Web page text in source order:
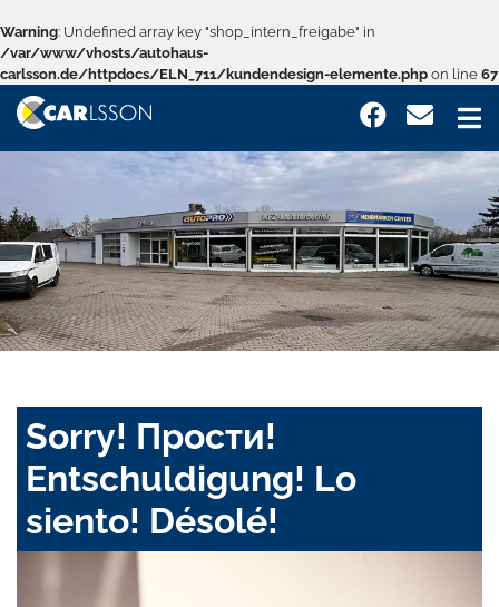
Warning: Undefined array key "shop_intern_freigabe" in
/var/www/vhosts/autohaus-
carlsson.de/httpdocs/ELN_711/kundendesign-elemente.php on line 67
Sorry! Прости!
Entschuldigung! Lo
siento! Désolé!